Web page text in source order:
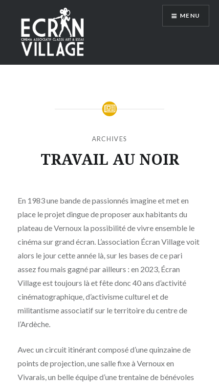
contenu
principal
ÉCRAN VILLAGE
MENU
ARCHIVES
TRAVAIL AU NOIR
MOÏSE
MAIGRET
AOÛT
2023
En 1983 une bande de passionnés imagine et met en
place le projet dingue de proposer aux habitants du
plateau de Vernoux la possibilité de vivre ensemble le
cinéma sur grand écran. L’association Écran Village voit
alors le jour cette année là, sur les bases de ce pari
assez fou mais gagné par ailleurs : en 2023, Écran
Village est toujours là et fête donc 40 ans d’activité
cinématographique, d’activisme culturel et de
militantisme associatif sur le territoire du centre de
l’Ardèche.
Avec un circuit itinérant composé d’une quinzaine de
points de projection, une salle fixe à Vernoux en
Vivarais, un belle équipe d’une trentaine de bénévoles